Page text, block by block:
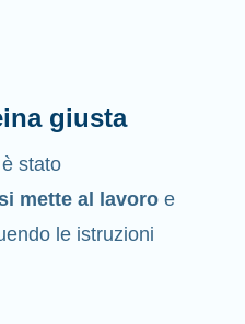
giusta
stato
mette al lavoro e
le istruzioni